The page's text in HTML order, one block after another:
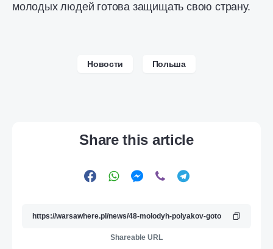
молодых людей готова защищать свою страну.
Новости Польша
Share this article
Shareable URL